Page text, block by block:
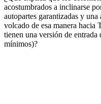
acostumbrados a inclinarse
autopartes garantizadas y
volcado de esa manera hacia
tienen una versión de entrada
mínimos)?